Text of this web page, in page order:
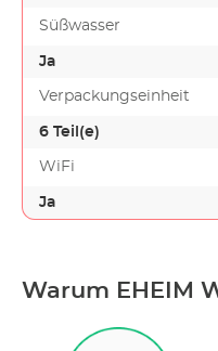
Süßwasser
Ja
Verpackungseinheit
6 Teil(e)
WiFi
Ja
Warum EHEIM